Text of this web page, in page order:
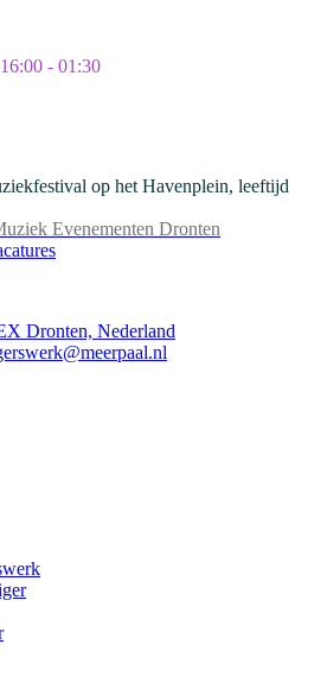
- 01:30
op het Havenplein, leeftijd
Evenementen Dronten
Dronten, Nederland